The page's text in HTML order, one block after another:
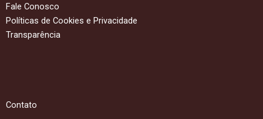
Fale Conosco
Políticas de Cookies e Privacidade
Transparência
Contato